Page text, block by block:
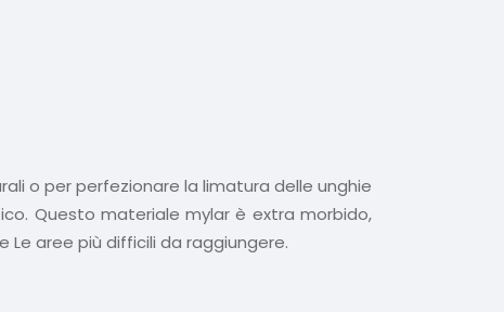
o per perfezionare la limatura delle unghie
Questo materiale mylar è extra morbido,
aree più difficili da raggiungere.